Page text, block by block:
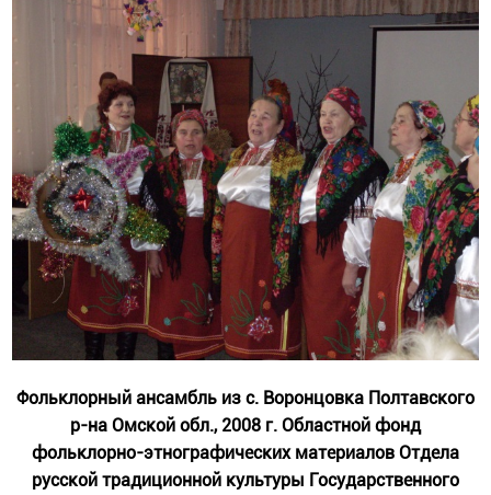
Фольклорный ансамбль из с. Воронцовка Полтавского
р-на Омской обл., 2008 г. Областной фонд
фольклорно-этнографических материалов Отдела
русской традиционной культуры Государственного